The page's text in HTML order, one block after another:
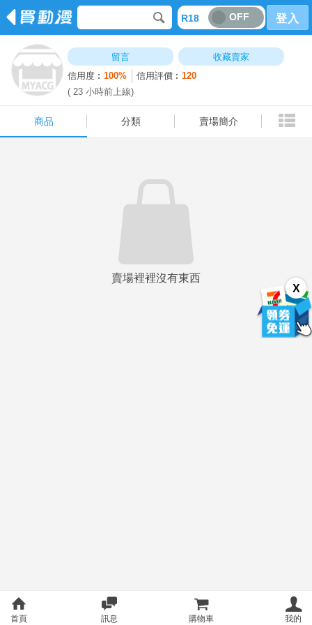
R18 OFF 登入
留言
收藏賣家
信用度︰100% 信用評價︰120
( 23 小時前上線)
商品 分類 賣場簡介
X
賣場裡裡沒有東西
商品 分類 賣場簡介
首頁 訊息 購物車 我的